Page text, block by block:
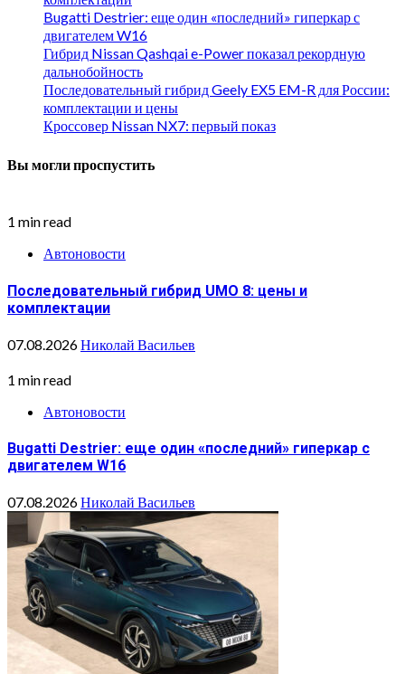
Bugatti Destrier: еще один «последний» гиперкар с
двигателем W16
Гибрид Nissan Qashqai e-Power показал рекордную
дальнобойность
Последовательный гибрид Geely EX5 EM-R для России:
комплектации и цены
Кроссовер Nissan NX7: первый показ
Вы могли проспустить
1 min read
Автоновости
Последовательный гибрид UMO 8: цены и
комплектации
07.08.2026Николай Васильев
1 min read
Автоновости
Bugatti Destrier: еще один «последний» гиперкар с
двигателем W16
07.08.2026Николай Васильев